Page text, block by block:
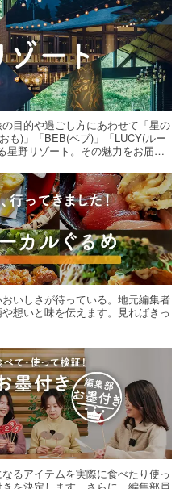
目的や過ごし方にあわせて「星の
も)」「BEB(ベブ)」「LUCY(ルー
星野リゾート。その魅力をお届け
いしさが待っている。地元編集者
想いと味を伝えます。見ればきっ
るアイテムを実際に食べたり使っ